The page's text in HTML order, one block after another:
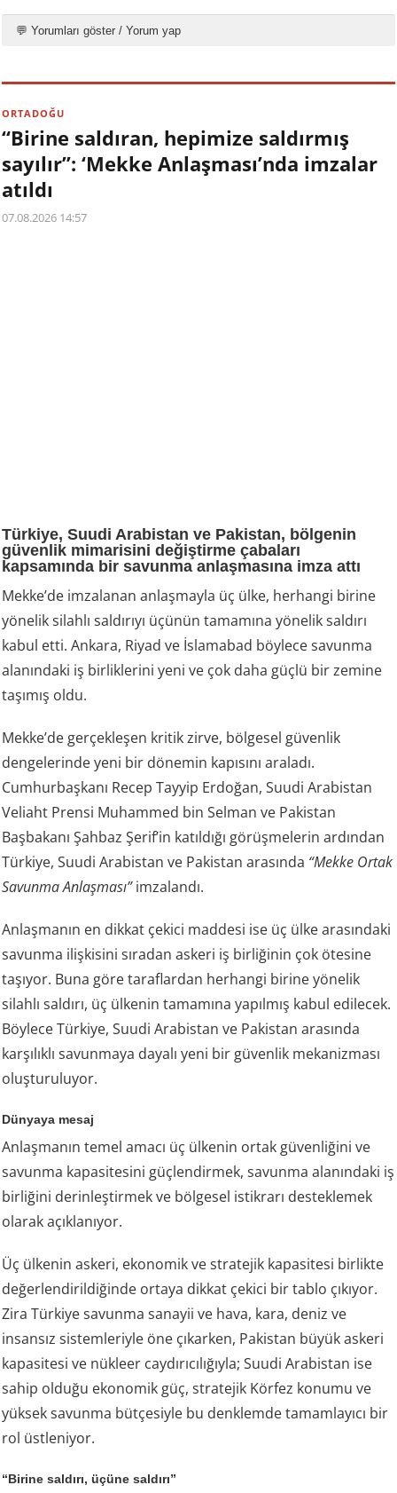
💬 Yorumları göster / Yorum yap
ORTADOĞU
“Birine saldıran, hepimize saldırmış
sayılır”: ‘Mekke Anlaşması’nda imzalar
atıldı
07.08.2026 14:57
Türkiye, Suudi Arabistan ve Pakistan, bölgenin
güvenlik mimarisini değiştirme çabaları
kapsamında bir savunma anlaşmasına imza attı
Mekke’de imzalanan anlaşmayla üç ülke, herhangi birine
yönelik silahlı saldırıyı üçünün tamamına yönelik saldırı
kabul etti. Ankara, Riyad ve İslamabad böylece savunma
alanındaki iş birliklerini yeni ve çok daha güçlü bir zemine
taşımış oldu.
Mekke’de gerçekleşen kritik zirve, bölgesel güvenlik
dengelerinde yeni bir dönemin kapısını araladı.
Cumhurbaşkanı Recep Tayyip Erdoğan, Suudi Arabistan
Veliaht Prensi Muhammed bin Selman ve Pakistan
Başbakanı Şahbaz Şerif’in katıldığı görüşmelerin ardından
Türkiye, Suudi Arabistan ve Pakistan arasında “Mekke Ortak
Savunma Anlaşması”imzalandı.
Anlaşmanın en dikkat çekici maddesi ise üç ülke arasındaki
savunma ilişkisini sıradan askeri iş birliğinin çok ötesine
taşıyor. Buna göre taraflardan herhangi birine yönelik
silahlı saldırı, üç ülkenin tamamına yapılmış kabul edilecek.
Böylece Türkiye, Suudi Arabistan ve Pakistan arasında
karşılıklı savunmaya dayalı yeni bir güvenlik mekanizması
oluşturuluyor.
Dünyaya mesaj
Anlaşmanın temel amacı üç ülkenin ortak güvenliğini ve
savunma kapasitesini güçlendirmek, savunma alanındaki iş
birliğini derinleştirmek ve bölgesel istikrarı desteklemek
olarak açıklanıyor.
Üç ülkenin askeri, ekonomik ve stratejik kapasitesi birlikte
değerlendirildiğinde ortaya dikkat çekici bir tablo çıkıyor.
Zira Türkiye savunma sanayii ve hava, kara, deniz ve
insansız sistemleriyle öne çıkarken, Pakistan büyük askeri
kapasitesi ve nükleer caydırıcılığıyla; Suudi Arabistan ise
sahip olduğu ekonomik güç, stratejik Körfez konumu ve
yüksek savunma bütçesiyle bu denklemde tamamlayıcı bir
rol üstleniyor.
“Birine saldırı, üçüne saldırı”